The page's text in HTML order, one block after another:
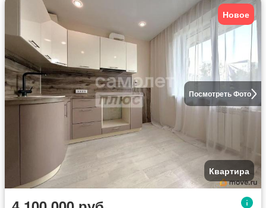
Посмотреть Фото
Новое
Квартира